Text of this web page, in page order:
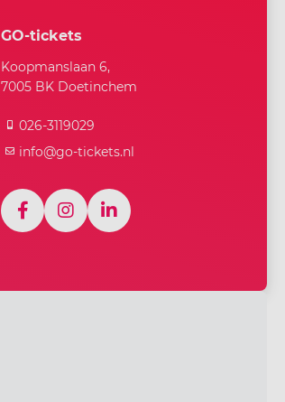
GO-tickets
Koopmanslaan 6,
7005 BK Doetinchem
026-3119029
info@go-tickets.nl